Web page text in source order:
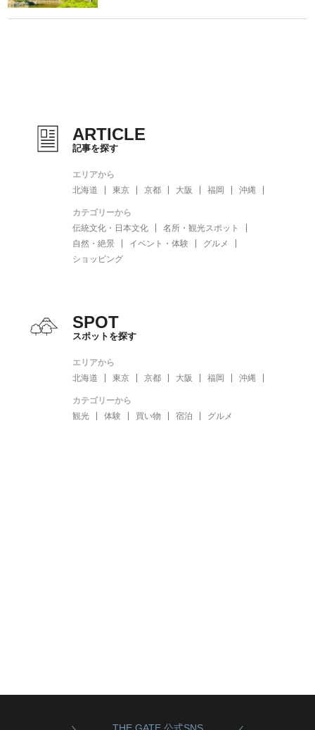
ARTICLE
記事を探す
エリアから
北海道
東京 京都 大阪 福岡 沖縄
カテゴリーから
伝統文化・日本文化
名所・観光スポット
自然・絶景
イベント・体験
グルメ
ショッピング
SPOT
スポットを探す
エリアから
北海道
東京 京都 大阪 福岡 沖縄
カテゴリーから
観光
体験 買い物 宿泊 グルメ